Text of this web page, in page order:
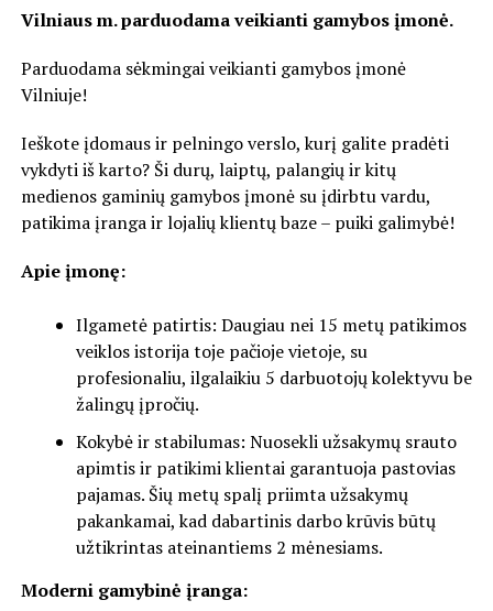
Vilniaus m. parduodama veikianti gamybos įmonė.
Parduodama sėkmingai veikianti gamybos įmonė
Vilniuje!
Ieškote įdomaus ir pelningo verslo, kurį galite pradėti
vykdyti iš karto? Ši durų, laiptų, palangių ir kitų
medienos gaminių gamybos įmonė su įdirbtu vardu,
patikima įranga ir lojalių klientų baze – puiki galimybė!
Apie įmonę:
Ilgametė patirtis: Daugiau nei 15 metų patikimos
veiklos istorija toje pačioje vietoje, su
profesionaliu, ilgalaikiu 5 darbuotojų kolektyvu be
žalingų įpročių.
Kokybė ir stabilumas: Nuosekli užsakymų srauto
apimtis ir patikimi klientai garantuoja pastovias
pajamas. Šių metų spalį priimta užsakymų
pakankamai, kad dabartinis darbo krūvis būtų
užtikrintas ateinantiems 2 mėnesiams.
Moderni gamybinė įranga: